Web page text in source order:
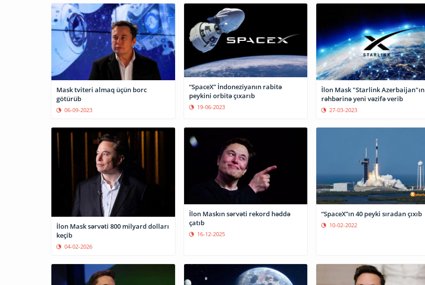
Mask tviteri almaq üçün borc
götürüb
06-09-2023
“SpaceX” İndoneziyanın rabitə
peykini orbitə çıxarıb
19-06-2023
İlon Mask "Starlink Azerbaijan"ın
rəhbərinə yeni vəzifə verib
27-03-2023
İlon Mask sərvəti 800 milyard dolları
keçib
04-02-2026
İlon Maskın sərvəti rekord həddə
çatıb
16-12-2025
“SpaceX”ın 40 peyki sıradan çıxıb
10-02-2022